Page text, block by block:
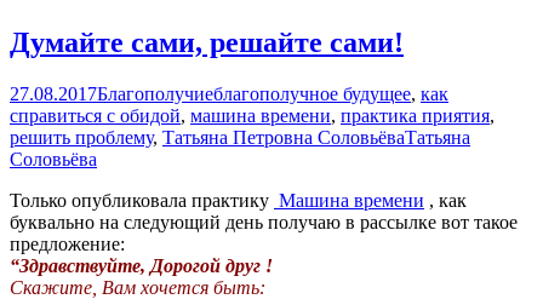
Думайте сами, решайте сами!
27.08.2017Благополучиеблагополучное будущее, как
справиться с обидой, машина времени, практика приятия,
решить проблему, Татьяна Петровна СоловьёваТатьяна
Соловьёва
Только опубликовала практику Машина времени , как
буквально на следующий день получаю в рассылке вот такое
предложение:
“Здравствуйте, Дорогой друг !
Скажите, Вам хочется быть: